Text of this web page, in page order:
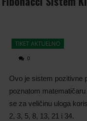
TIKET AKTUELNO
0
Ovo je sistem pozitivne
poznatom
se za veličinu uloga
2, 3, 5, 8, 13, 21 i 34.